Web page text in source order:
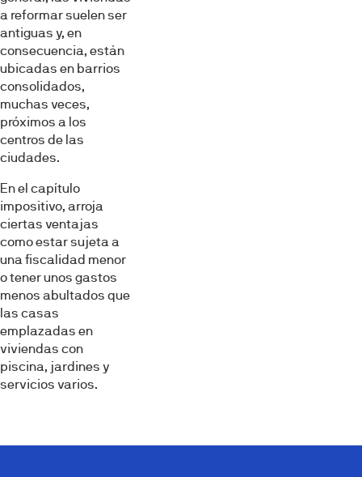
a reformar suelen ser
antiguas y, en
consecuencia, están
ubicadas en barrios
consolidados,
muchas veces,
próximos a los
centros de las
ciudades.
En el capítulo
impositivo, arroja
ciertas ventajas
como estar sujeta a
una fiscalidad menor
o tener unos gastos
menos abultados que
las casas
emplazadas en
viviendas con
piscina, jardines y
servicios varios.